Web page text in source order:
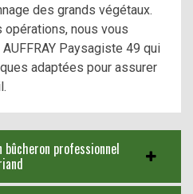
des grands végétaux.
nous vous
Paysagiste 49 qui
adaptées pour assurer
bûcheron professionnel